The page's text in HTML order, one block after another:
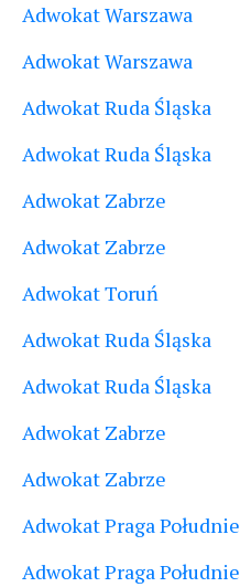
Adwokat Warszawa
Adwokat Warszawa
Adwokat Ruda Śląska
Adwokat Ruda Śląska
Adwokat Zabrze
Adwokat Zabrze
Adwokat Toruń
Adwokat Ruda Śląska
Adwokat Ruda Śląska
Adwokat Zabrze
Adwokat Zabrze
Adwokat Praga Południe
Adwokat Praga Południe